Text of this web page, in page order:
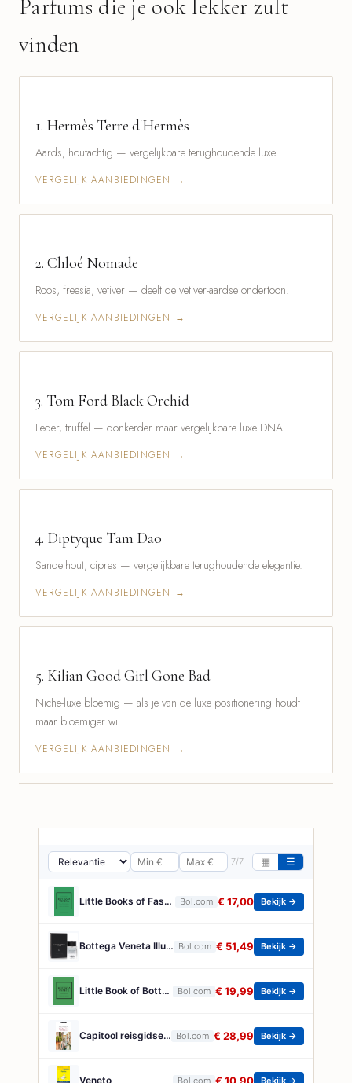
Parfums die je ook lekker zult
vinden
1. Hermès Terre d'Hermès
Aards, houtachtig — vergelijkbare terughoudende luxe.
VERGELIJK AANBIEDINGEN →
2. Chloé Nomade
Roos, freesia, vetiver — deelt de vetiver-aardse ondertoon.
VERGELIJK AANBIEDINGEN →
3. Tom Ford Black Orchid
Leder, truffel — donkerder maar vergelijkbare luxe DNA.
VERGELIJK AANBIEDINGEN →
4. Diptyque Tam Dao
Sandelhout, cipres — vergelijkbare terughoudende elegantie.
VERGELIJK AANBIEDINGEN →
5. Kilian Good Girl Gone Bad
Niche-luxe bloemig — als je van de luxe positionering houdt
maar bloemiger wil.
VERGELIJK AANBIEDINGEN →
7/7 ▦ ☰
Little Books of Fashion- Little Book of Bottega Veneta Bol.com € 17,00 Bekijk →
Bottega Veneta Illusione Bois Nu for Him Eau de Toilette 50ml Bol.com € 51,49 Bekijk →
Little Book of Bottega Veneta Bol.com € 19,99 Bekijk →
Capitool reisgidsen - Venetië en Veneto Bol.com € 28,99 Bekijk →
Veneto Bol.com Bekijk →